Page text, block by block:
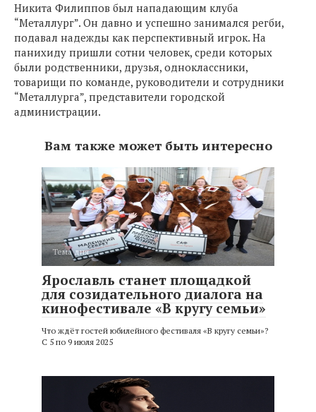
Никита Филиппов был нападающим клуба
“Металлург”. Он давно и успешно занимался регби,
подавал надежды как перспективный игрок. На
панихиду пришли сотни человек, среди которых
были родственники, друзья, одноклассники,
товарищи по команде, руководители и сотрудники
“Металлурга”, представители городской
администрации.
Вам также может быть интересно
Тема дня
Ярославль станет площадкой
для созидательного диалога на
кинофестивале «В кругу семьи»
Что ждёт гостей юбилейного фестиваля «В кругу семьи»?
С 5 по 9 июля 2025